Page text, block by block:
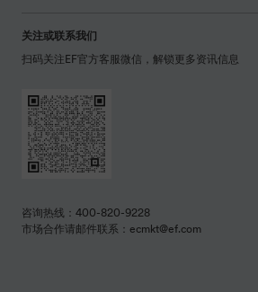
关注或联系我们
扫码关注EF官方客服微信，解锁更多资讯信息
咨询热线：400-820-9228
市场合作请邮件联系：ecmkt@ef.com